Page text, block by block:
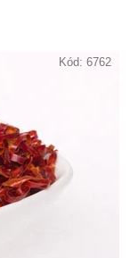
Kód: 6762